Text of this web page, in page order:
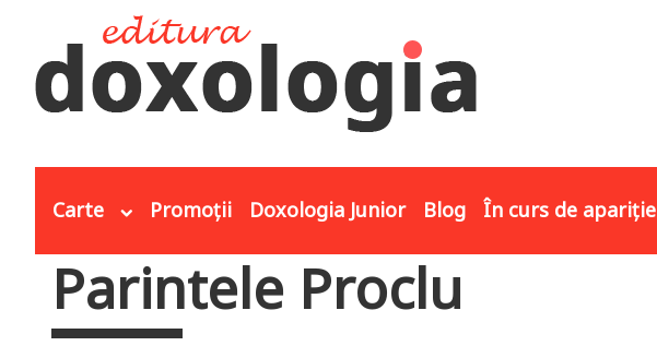
Carte Promoții Doxologia Junior Blog În curs de apariție
Eşti aici
Parintele Proclu